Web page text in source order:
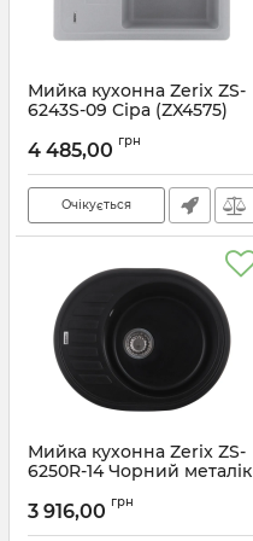
Мийка кухонна Zerix ZS-
6243S-09 Сіра (ZX4575)
4 485,00 грн
Очікується
Мийка кухонна Zerix ZS-
6250R-14 Чорний металік
Артикул: ZX4554
3 916,00 грн